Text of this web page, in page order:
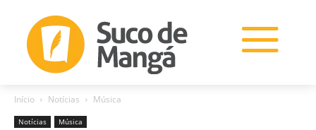
Início Notícias Música
Notícias Música